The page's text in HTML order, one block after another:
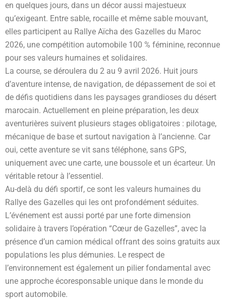
en quelques jours, dans un décor aussi majestueux
qu’exigeant. Entre sable, rocaille et même sable mouvant,
elles participent au Rallye Aïcha des Gazelles du Maroc
2026, une compétition automobile 100 % féminine, reconnue
pour ses valeurs humaines et solidaires.
La course, se déroulera du 2 au 9 avril 2026. Huit jours
d’aventure intense, de navigation, de dépassement de soi et
de défis quotidiens dans les paysages grandioses du désert
marocain. Actuellement en pleine préparation, les deux
aventurières suivent plusieurs stages obligatoires : pilotage,
mécanique de base et surtout navigation à l’ancienne. Car
oui, cette aventure se vit sans téléphone, sans GPS,
uniquement avec une carte, une boussole et un écarteur. Un
véritable retour à l’essentiel.
Au-delà du défi sportif, ce sont les valeurs humaines du
Rallye des Gazelles qui les ont profondément séduites.
L’événement est aussi porté par une forte dimension
solidaire à travers l’opération “Cœur de Gazelles”, avec la
présence d’un camion médical offrant des soins gratuits aux
populations les plus démunies. Le respect de
l’environnement est également un pilier fondamental avec
une approche écoresponsable unique dans le monde du
sport automobile.